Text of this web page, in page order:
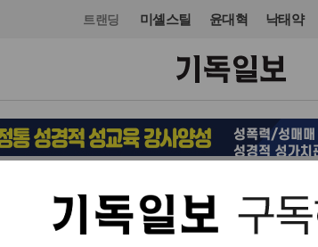
트랜딩 미셸스틸 윤대혁 낙태약